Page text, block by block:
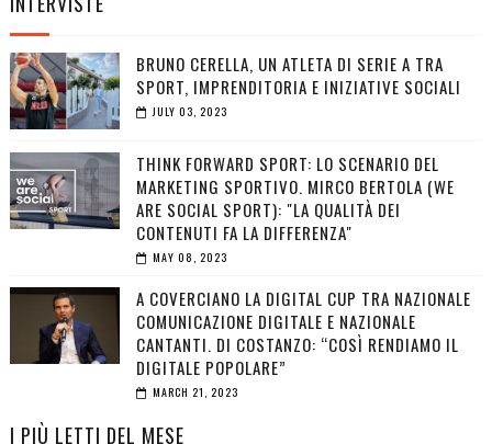
BRUNO CERELLA, UN ATLETA DI SERIE A TRA
SPORT, IMPRENDITORIA E INIZIATIVE SOCIALI
JULY 03, 2023
THINK FORWARD SPORT: LO SCENARIO DEL
MARKETING SPORTIVO. MIRCO BERTOLA (WE
ARE SOCIAL SPORT): "LA QUALITÀ DEI
CONTENUTI FA LA DIFFERENZA"
MAY 08, 2023
A COVERCIANO LA DIGITAL CUP TRA NAZIONALE
COMUNICAZIONE DIGITALE E NAZIONALE
CANTANTI. DI COSTANZO: “COSÌ RENDIAMO IL
DIGITALE POPOLARE”
MARCH 21, 2023
I PIÙ LETTI DEL MESE